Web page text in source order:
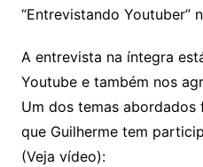
“Entrevistando Youtuber”
A entrevista na íntegra
Youtube e também nos
Um dos temas
que Guilherme tem
(Veja vídeo):